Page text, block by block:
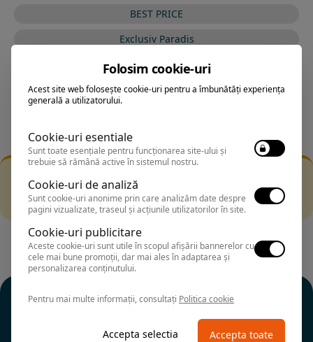
BEST PRICE
Exclusiv Paradis
Stele 1-5
Stele 5-1
Incearca sa folosesti o cautarea mai generala sau alege
alte fitre.
Folosim cookie-uri
Acest site web folosește cookie-uri pentru a îmbunătăți experiența
generală a utilizatorului.
Cookie-uri esentiale
Sunt toate esențiale pentru funcționarea site-ului și
trebuie să rămână active în sistemul nostru.
Cookie-uri de analiză
Sunt cookie-uri anonime prin care analizăm date despre
pagini vizualizate, traseul și acțiunile utilizatorilor în site.
Cookie-uri publicitare
Aceste cookie-uri sunt utile în scopul afișării bannerelor cu
cele mai bune promoții, dar mai ales în adaptarea și
personalizarea conținutului.
Pentru mai multe informații, consultați Politica cookie
Accepta selectia Accepta toate